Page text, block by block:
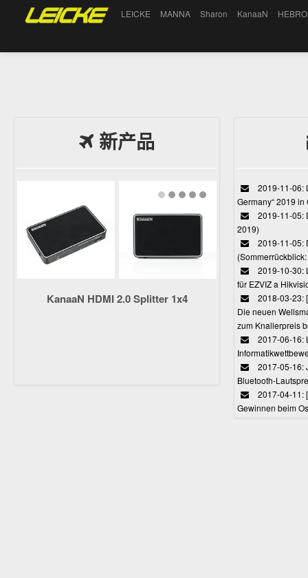
LEICKE MANNA Sharon KanaaN
新产品
KanaaN HDMI 2.0 Splitter 1x4
2019-11-06:
Germany“ 2019
2019-11-05:
2019)
2019-11-05:
2019-10-30:
für EZVIZ a
2018-03-23:
Die neuen
zum Knallerpreis
2017-06-16:
2017-05-16:
Bluetooth-
2017-04-11:
Gewinnen beim